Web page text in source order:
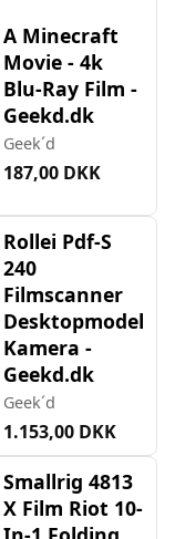
A Minecraft
Movie - 4k
Blu-Ray Film -
Geekd.dk
Geek´d
187,00 DKK
Rollei Pdf-S
240
Filmscanner
Desktopmodel
Kamera -
Geekd.dk
Geek´d
1.153,00 DKK
Smallrig 4813
X Film Riot 10-